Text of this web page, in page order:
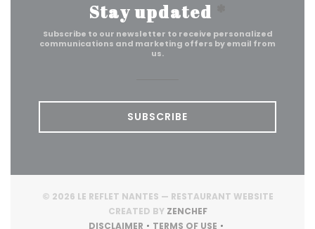
Stay updated
Subscribe to our newsletter to receive personalized
communications and marketing offers by email from
us.
SUBSCRIBE
© 2026 LE REFLET NANTES — RESTAURANT WEBSITE
CREATED BY ZENCHEF((OPENS IN A NEW
DISCLAIMER
TERMS OF USE